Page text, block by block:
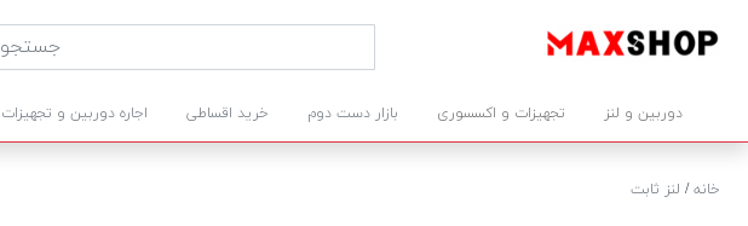
دوربین و لنز تجهیزات و اکسسوری بازار دست دوم خرید اقساطی اجاره دوربین و تجهیزات
خانه/ لنز ثابت